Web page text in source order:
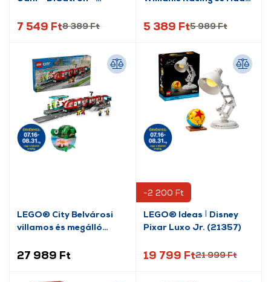
7 549 Ft8 389 Ft
(60464)
5 389 Ft5 989 Ft
LEGO® City Belvárosi
villamos és megálló
27 989 Ft
-2 200 Ft
LEGO® Ideas ǀ Disney
Pixar Luxo Jr. (21357)
19 799 Ft21 999 Ft